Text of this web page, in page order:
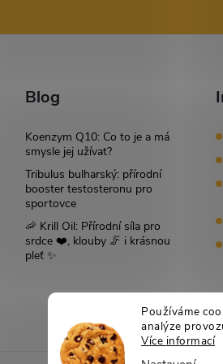
Používáme
analýze
Více informací
Blog
Koenzym Q10: Co to je a má
smysle jej užívat?
Tribulus bulharský: přírodní
booster testosteronu pro
sportovce
🦐 Krill Oil: Přírodní síla pro
srdce ❤️, klouby 🦵 i krásnou
pleť ✨